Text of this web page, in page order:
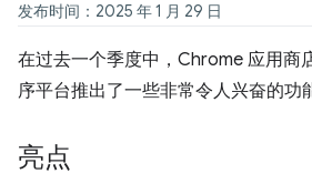
发布时间：2025 年 1 月 29 日
在过去一个季度中，Chrome 应用商
序平台推出了一些非常令人兴奋的功
亮点